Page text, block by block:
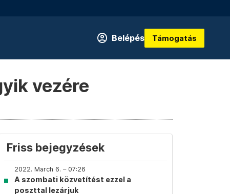
Belépés Támogatás
vezére
Friss bejegyzések
2022. March 6. – 07:26
A szombati közvetítést ezzel a
poszttal lezárjuk